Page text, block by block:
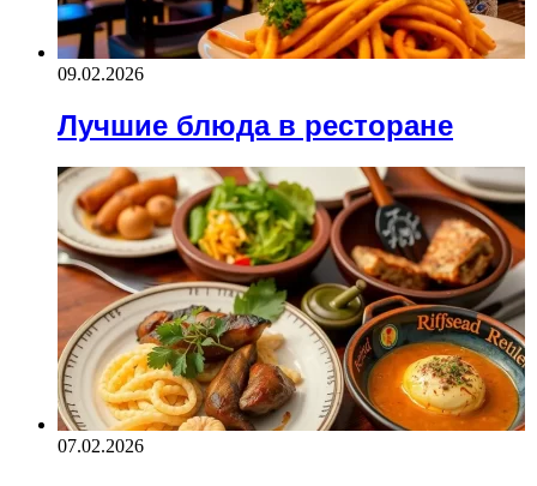
09.02.2026
Лучшие блюда в ресторане
07.02.2026